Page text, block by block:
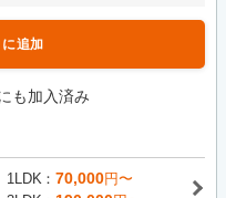
追加
も加入済み
1LDK 70,000円〜